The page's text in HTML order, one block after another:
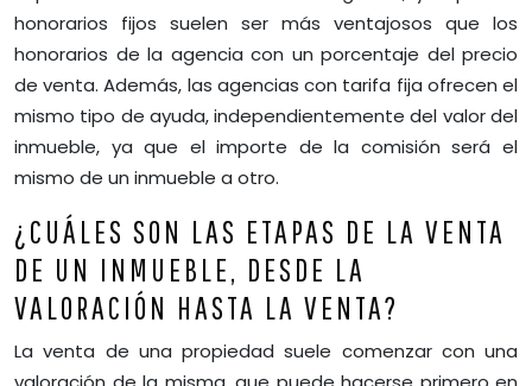
honorarios fijos suelen ser más ventajosos que los
honorarios de la agencia con un porcentaje del precio
de venta. Además, las agencias con tarifa fija ofrecen el
mismo tipo de ayuda, independientemente del valor del
inmueble, ya que el importe de la comisión será el
mismo de un inmueble a otro.
¿CUÁLES SON LAS ETAPAS DE LA VENTA
DE UN INMUEBLE, DESDE LA
VALORACIÓN HASTA LA VENTA?
La venta de una propiedad suele comenzar con una